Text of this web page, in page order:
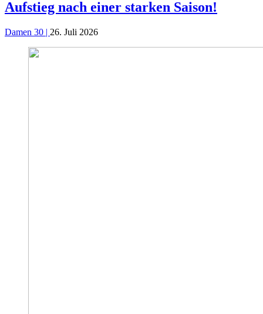
Aufstieg nach einer starken Saison!
Damen 30 | 26. Juli 2026